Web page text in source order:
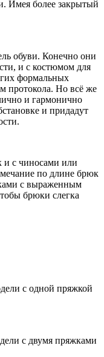
Имея более закрытый
обуви. Конечно они
и с костюмом для
формальных
протокола. Но всё же
и гармонично
и придадут
и с чиносами или
по длине брюк
с выраженным
брюки слегка
с одной пряжкой
с двумя пряжками